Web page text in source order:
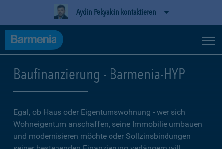
Aydin Pekyalcin kontaktieren
Baufinanzierung - Barmenia-HYP
Egal, ob Haus oder Eigentumswohnung - wer sich
Wohneigentum anschaffen, seine Immobilie umbauen
und modernisieren möchte oder Sollzinsbindungen